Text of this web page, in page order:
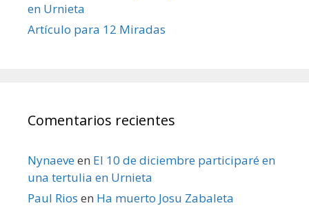
en Urnieta
Artículo para 12 Miradas
Comentarios recientes
Nynaeveen El 10 de diciembre participaré en
una tertulia en Urnieta
Paul Rios en Ha muerto Josu Zabaleta